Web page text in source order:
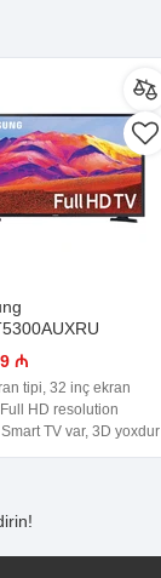
₼
tipi, 32 inç ekran
HD resolution
Smart TV var, 3D yoxdur